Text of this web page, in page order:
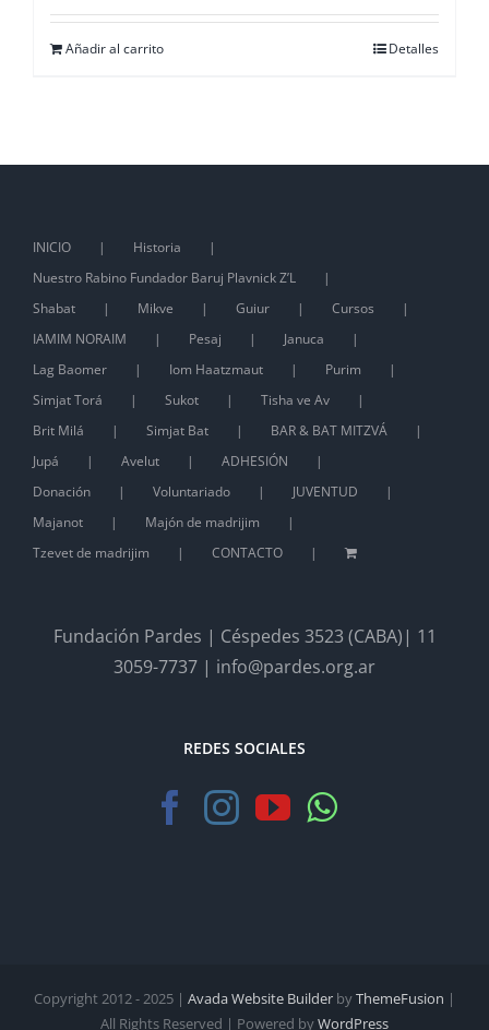
Añadir al carrito Detalles
INICIO
Historia
Nuestro Rabino Fundador Baruj Plavnick Z’L
Shabat
Mikve Guiur
Cursos
IAMIM NORAIM
Pesaj
Januca
Lag Baomer
Iom Haatzmaut
Purim
Simjat Torá
Sukot
Tisha ve Av
Brit Milá
Simjat Bat
BAR & BAT MITZVÁ
Jupá
Avelut
ADHESIÓN
Donación
Voluntariado
JUVENTUD
Majanot
Majón de madrijim
Tzevet de madrijim
CONTACTO
Fundación Pardes | Céspedes 3523 (CABA)| 11
3059-7737 | info@pardes.org.ar
REDES SOCIALES
Copyright 2012 - 2025 | Avada Website Builder byThemeFusion |
All Rights Reserved | Powered byWordPress